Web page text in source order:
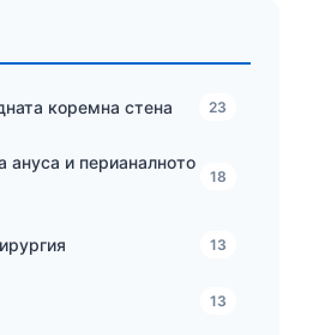
коремна стена 23
ануса и перианалното
18
13
13